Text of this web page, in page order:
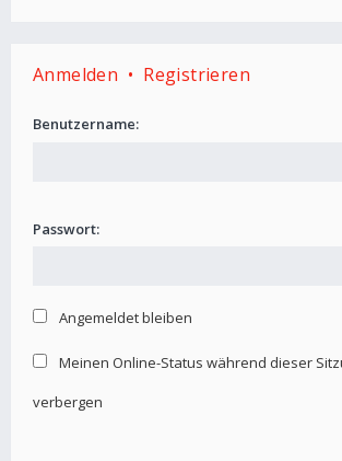
Anmelden • Registrieren
Benutzername:
Passwort:
Angemeldet bleiben
Meinen Online-Status während dieser
verbergen